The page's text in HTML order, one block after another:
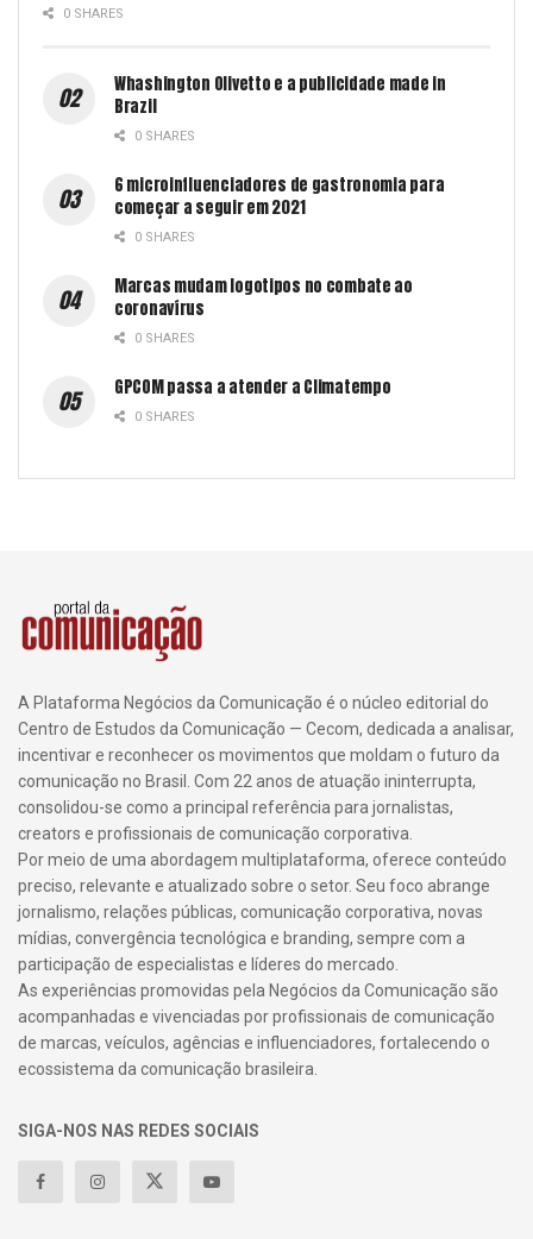
0 SHARES
Whashington Olivetto e a publicidade made in
Brazil
0 SHARES
6 microinfluenciadores de gastronomia para
começar a seguir em 2021
0 SHARES
Marcas mudam logotipos no combate ao
coronavírus
0 SHARES
GPCOM passa a atender a Climatempo
0 SHARES
A Plataforma Negócios da Comunicação é o núcleo editorial do
Centro de Estudos da Comunicação — Cecom, dedicada a analisar,
incentivar e reconhecer os movimentos que moldam o futuro da
comunicação no Brasil. Com 22 anos de atuação ininterrupta,
consolidou-se como a principal referência para jornalistas,
creators e profissionais de comunicação corporativa.
Por meio de uma abordagem multiplataforma, oferece conteúdo
preciso, relevante e atualizado sobre o setor. Seu foco abrange
jornalismo, relações públicas, comunicação corporativa, novas
mídias, convergência tecnológica e branding, sempre com a
participação de especialistas e líderes do mercado.
As experiências promovidas pela Negócios da Comunicação são
acompanhadas e vivenciadas por profissionais de comunicação
de marcas, veículos, agências e influenciadores, fortalecendo o
ecossistema da comunicação brasileira.
SIGA-NOS NAS REDES SOCIAIS